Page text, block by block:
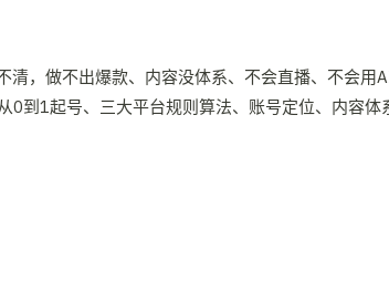
，做不出爆款、内容没体系、不会直播、不会用
到1起号、三大平台规则算法、账号定位、内容